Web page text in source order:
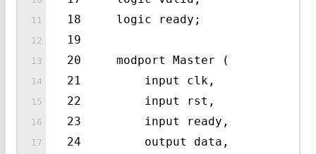
18 logic ready;
19
20 modport Master (
21 input clk,
22 input rst,
23 input ready,
24 output data,